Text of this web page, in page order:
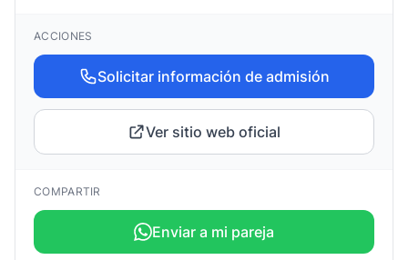
ACCIONES
Solicitar información de admisión
Ver sitio web oficial
COMPARTIR
Enviar a mi pareja